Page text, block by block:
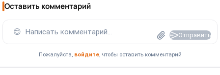
Оставить комментарий
😊 Написать комментарий... Отправить
Пожалуйста, войдите, чтобы оставить комментарий